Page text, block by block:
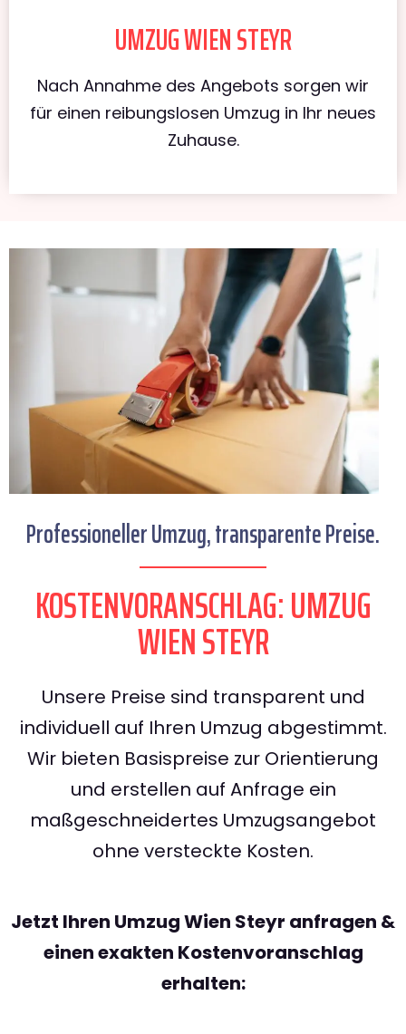
UMZUG WIEN STEYR
Nach Annahme des Angebots sorgen wir
für einen reibungslosen Umzug in Ihr neues
Zuhause.
Professioneller Umzug, transparente Preise.
KOSTENVORANSCHLAG: UMZUG
WIEN STEYR
Unsere Preise sind transparent und
individuell auf Ihren Umzug abgestimmt.
Wir bieten Basispreise zur Orientierung
und erstellen auf Anfrage ein
maßgeschneidertes Umzugsangebot
ohne versteckte Kosten.
Jetzt Ihren Umzug Wien Steyr anfragen &
einen exakten Kostenvoranschlag
erhalten: